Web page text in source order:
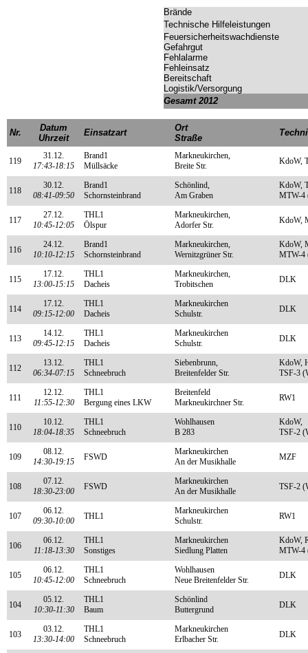
Brände
Technische Hilfeleistungen
Feuersicherheitswachdienste
Gefahrgut
Fehlalarme
Fehleinsatz
Bereitschaft
Logistik/Versorgung
Gesamt 2012
Nr.
Datum
Uhrzeit
Einsatzart
Ort
Straße
119
31.12.
17:43-18:15
Brand1
Müllsäcke
Markneukirchen,
Breite Str.
KdoW,
118
30.12.
08:41-09:50
Brand1
Schornsteinbrand
Schönlind,
Am Graben
KdoW,
MTW-4
117
27.12.
10:45-12:05
THL1
Ölspur
Markneukirchen,
Adorfer Str.
KdoW,
116
24.12.
10:10-12:15
Brand1
Schornsteinbrand
Markneukirchen,
Wernitzgrüner Str.
KdoW,
MTW-4
115
17.12.
13:00-15:15
THL1
Dacheis
Markneukirchen,
Trobitschen
DLK
114
17.12.
09:15-12:00
THL1
Dacheis
Markneukirchen
Schulstr.
DLK
113
14.12.
09:45-12:15
THL1
Dacheis
Markneukirchen
Schulstr.
DLK
112
13.12.
06:34-07:15
THL1
Schneebruch
Siebenbrunn,
Breitenfelder Str.
KdoW,
TSF-3
111
12.12.
11:55-12:30
THL1
Bergung eines LKW
Breitenfeld
Markneukirchner Str.
RW1
110
10.12.
18:04-18:35
THL1
Schneebruch
Wohlhausen
B 283
KdoW,
TSF-2
109
08.12.
14:30-19:15
FSWD
Markneukirchen
An der Musikhalle
MZF
108
07.12.
18:30-23:00
FSWD
Markneukirchen
An der Musikhalle
TSF-2
107
06.12.
09:30-10:00
THL1
Markneukirchen
Schulstr.
RW1
106
06.12.
11:18-13:30
THL1
Sonstiges
Markneukirchen
Siedlung Platten
KdoW,
MTW-4
105
06.12.
10:45-12:00
THL1
Schneebruch
Wohlhausen
Neue Breitenfelder Str.
DLK
104
05.12.
10:30-11:30
THL1
Baum
Schönlind
Buttergrund
DLK
103
03.12.
13:30-14:00
THL1
Schneebruch
Markneukirchen
Erlbacher Str.
DLK